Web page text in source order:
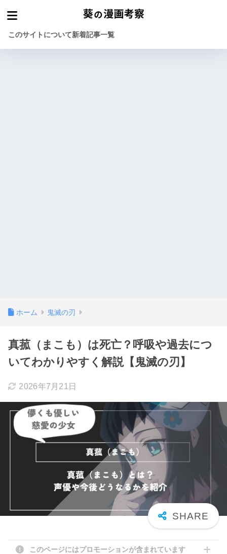
このサイトについて新着記事一覧
ホーム 鬼滅の刃
真菰（まこも）は死亡？呼吸や過去につ
いてわかりやすく解説【鬼滅の刃】
2026年7月21日
このページにはプロモーションが含まれています